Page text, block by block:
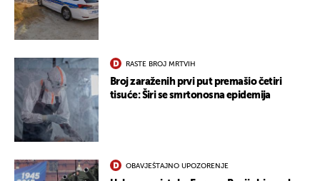
RASTE BROJ MRTVIH
Broj zaraženih prvi put premašio četiri
tisuće: Širi se smrtonosna epidemija
OBAVJEŠTAJNO UPOZORENJE